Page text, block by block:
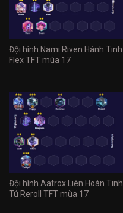
Đội hình Nami Riven Hành Tinh
Flex TFT mùa 17
Đội hình Aatrox Liên Hoàn Tinh
Tú Reroll TFT mùa 17